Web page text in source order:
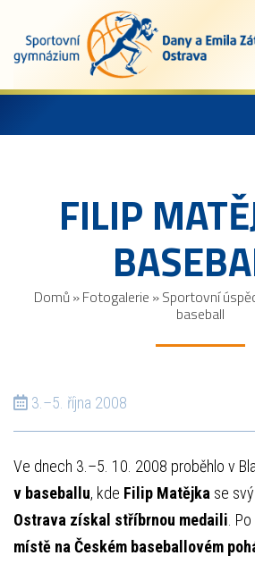
FILIP
Domů »Fotogalerie »Sportovní
baseball
3.–5. října 2008
Ve dnech 3.–5. 10. 2008 proběhlo v
v baseballu, kde Filip Matějka se
Ostrava získal stříbrnou medaili.
místě na Českém baseballovém